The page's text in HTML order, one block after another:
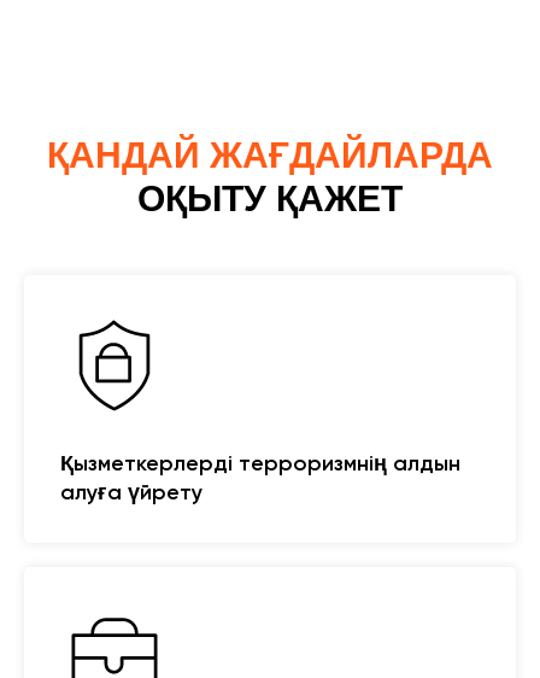
ҚАНДАЙ ЖАҒДАЙЛАРДА
ОҚЫТУ ҚАЖЕТ
Қызметкерлерді терроризмнің алдын
алуға үйрету